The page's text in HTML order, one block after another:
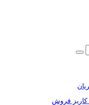
کاریز فروش